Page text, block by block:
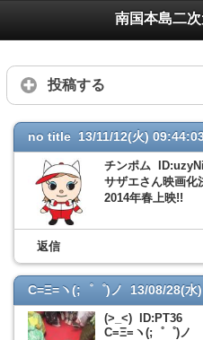
南国本島二
投稿する
no title 13/11/12(火)
チンポム
サザエさん映画化
2014年春上映!!
返信
C=Ξ=ヽ(;゜゜)ノ 13/08/28(水
(>_<) ID:PT36
C=Ξ=ヽ(;゜゜)ノ